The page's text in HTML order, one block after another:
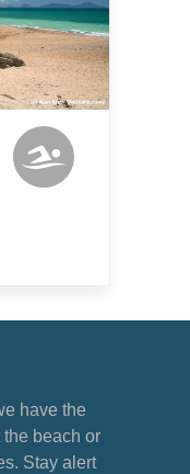
have the
beach or
Stay alert